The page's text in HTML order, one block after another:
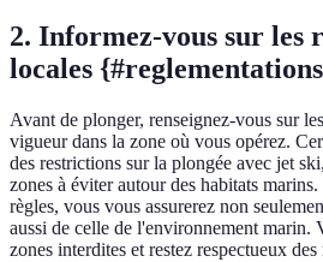
2. Informez-vous sur les
locales
Avant de plonger, renseignez-vous sur
vigueur dans la zone où vous opérez.
des restrictions sur la plongée avec jet
zones à éviter autour des habitats
règles, vous vous assurerez non
aussi de celle de l'environnement marin.
zones interdites et restez respectueux